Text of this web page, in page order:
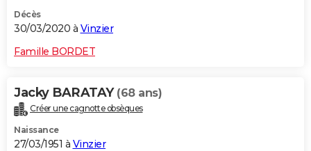
Décès
30/03/2020 à Vinzier
Famille BORDET
Jacky BARATAY (68 ans)
Créer une cagnotte obsèques
Naissance
27/03/1951 à Vinzier